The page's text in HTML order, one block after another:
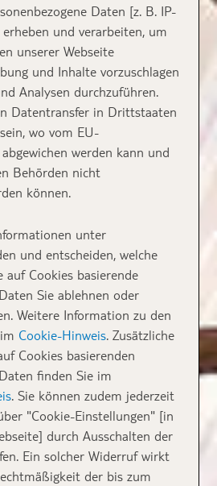
Daten [z. B. IP-
und verarbeiten, um
unserer Webseite
und Inhalte vorzuschlagen
Analysen durchzuführen.
Datentransfer in Drittstaaten
wo vom EU-
werden kann und
Behörden nicht
können.
unter
und entscheiden, welche
auf Cookies basierende
Sie ablehnen oder
Weitere Information zu den
Cookie-Hinweis. Zusätzliche
Cookies basierenden
finden Sie im
. Sie können zudem jederzeit
"Cookie-Einstellungen" [in
durch Ausschalten der
Ein solcher Widerruf wirkt
der bis zum